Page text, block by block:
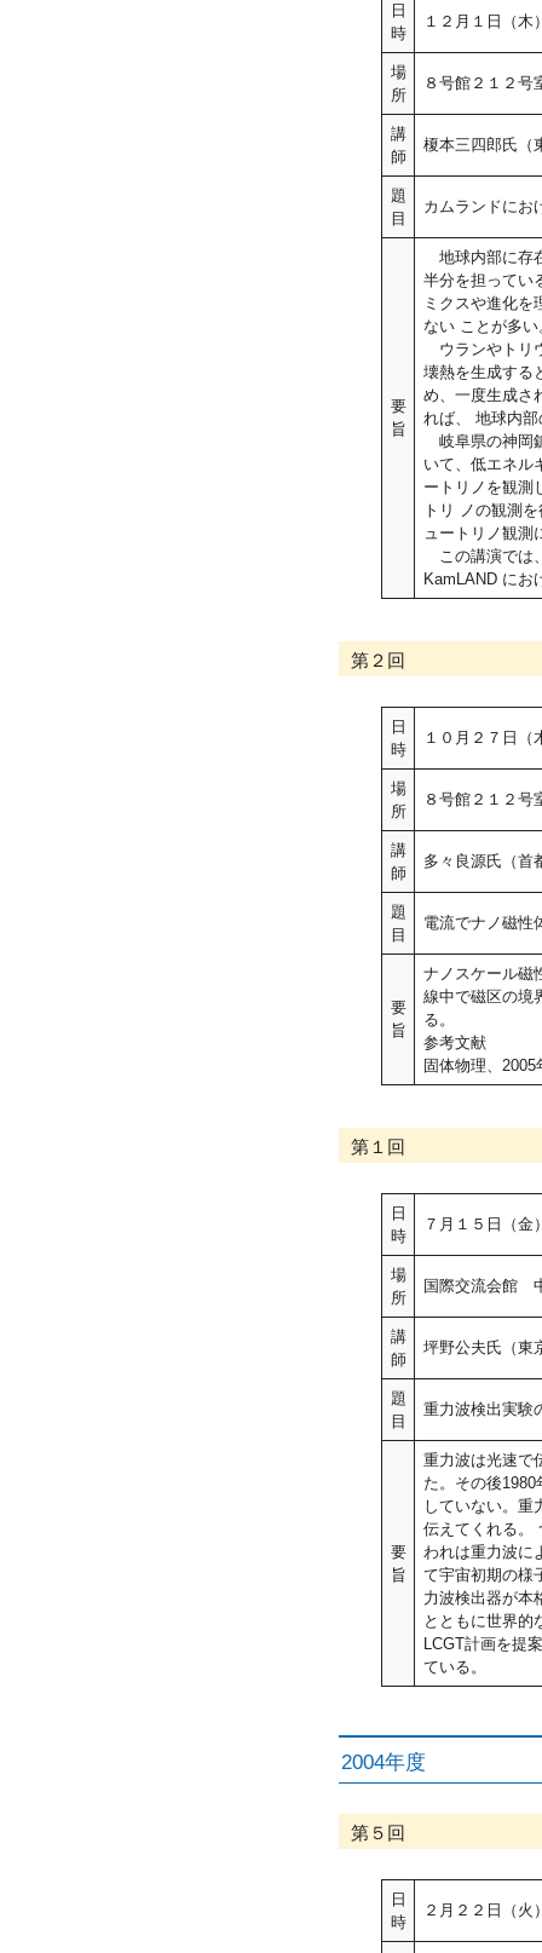
日
時
１２月１日（木
場
所
８号館２１２号
講
師
榎本三四郎氏（
題
目
カムランドにお
要
旨
地球内部に存
半分を担ってい
ミクスや進化を
ない ことが多い
ウランやトリ
壊熱を生成する
め、一度生成さ
れば、 地球内
岐阜県の神岡
いて、低エネル
ートリノを観測
トリ ノの観測
ュートリノ観測
この講演では
KamLAND にお
第２回
日
時
１０月２７日（
場
所
８号館２１２号
講
師
多々良源氏（首
題
目
電流でナノ磁性
要
旨
ナノスケール磁
線中で磁区の境
る。
参考文献
固体物理、2005
第１回
日
時
７月１５日（
場
所
国際交流会館
講
師
坪野公夫氏（東
題
目
重力波検出実験
要
旨
重力波は光速で
た。その後
していない。重
伝えてくれる。
われは重力波に
て宇宙初期の様
力波検出器が本
とともに世界的
LCGT計画を提
ている。
2004年度
第５回
日
時
２月２２日（火